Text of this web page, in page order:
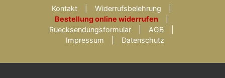
Kontakt
Widerrufsbelehrung
Bestellung online widerrufen
Ruecksendungsformular
AGB
Impressum
Datenschutz